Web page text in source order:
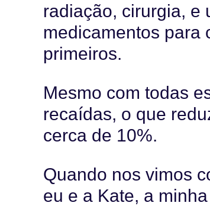
radiação, cirurgia, e
medicamentos para
primeiros.
Mesmo com todas
recaídas, o que
cerca de 10%.
Quando nos vimos
eu e a Kate, a